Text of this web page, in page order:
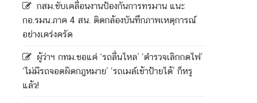
กสม.ขับเคลื่อนงานป้องกันการทรมาน แนะ
กอ.รมน.ภาค 4 สน. ติดกล้องบันทึกภาพเหตุการณ์
อย่างเคร่งครัด
ผู้ว่าฯ กทม.ขอแค่ ‘รถลื่นไหล’ ‘ตำรวจเลิกกดไฟ’
‘ไม่มีรถจอดผิดกฎหมาย’ ‘รถเมล์เข้าป้ายได้’ ก็หรู
แล้ว!